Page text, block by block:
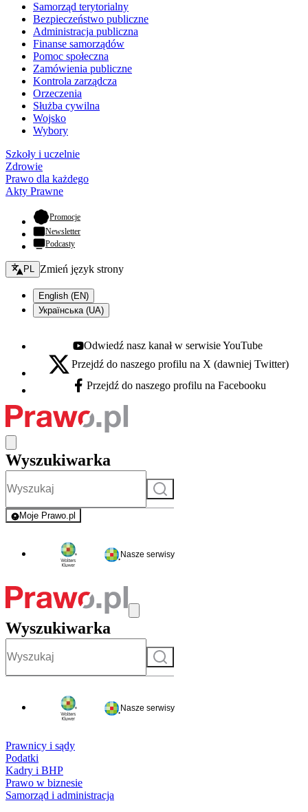
Samorząd terytorialny
Bezpieczeństwo publiczne
Administracja publiczna
Finanse samorządów
Pomoc społeczna
Zamówienia publiczne
Kontrola zarządcza
Orzeczenia
Służba cywilna
Wojsko
Wybory
Szkoły i uczelnie
Zdrowie
Prawo dla każdego
Akty Prawne
Promocje- otwiera się w nowej karcie
Newsletter
Podcasty
Zmień język - bieżący:
PL Zmień język strony
English (EN)
Українська (UA)
Youtube - otwiera się w nowej karcie
Odwiedź nasz kanał w serwisie YouTube
X - otwiera się w nowej karcie
Przejdź do naszego profilu na X (dawniej Twitter)
Facebook - otwiera się w nowej karcie
Przejdź do naszego profilu na Facebooku
Wyszukiwarka
Szukaj
Moje Prawo.pl
- rejestracja i logowanie do serwisu
Nasze serwisy
Wyszukiwarka
Szukaj
Nasze serwisy
Prawnicy i sądy
Podatki
Kadry i BHP
Prawo w biznesie
Samorząd i administracja